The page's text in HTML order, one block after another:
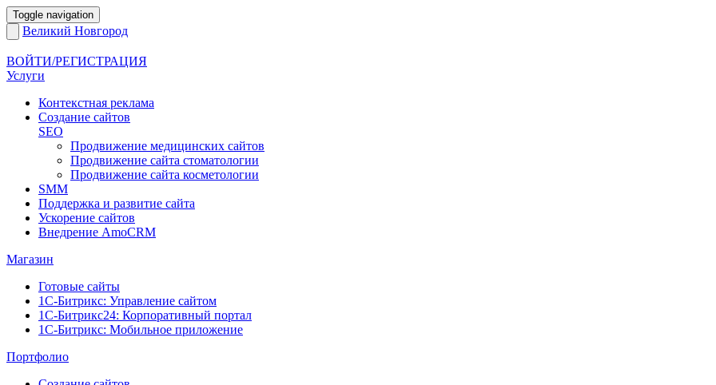
Toggle navigation
Великий Новгород
ВОЙТИ/РЕГИСТРАЦИЯ
Услуги
Контекстная реклама
Создание сайтов
SEO
Продвижение медицинских сайтов
Продвижение сайта стоматологии
Продвижение сайта косметологии
SMM
Поддержка и развитие сайта
Ускорение сайтов
Внедрение AmoCRM
Магазин
Готовые сайты
1С-Битрикс: Управление сайтом
1С-Битрикс24: Корпоративный портал
1С-Битрикс: Мобильное приложение
Портфолио